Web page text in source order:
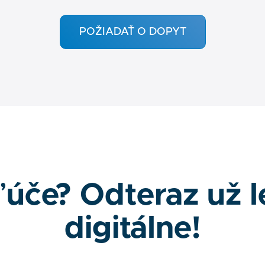
POŽIADAŤ O DOPYT
Odteraz už
digitálne!